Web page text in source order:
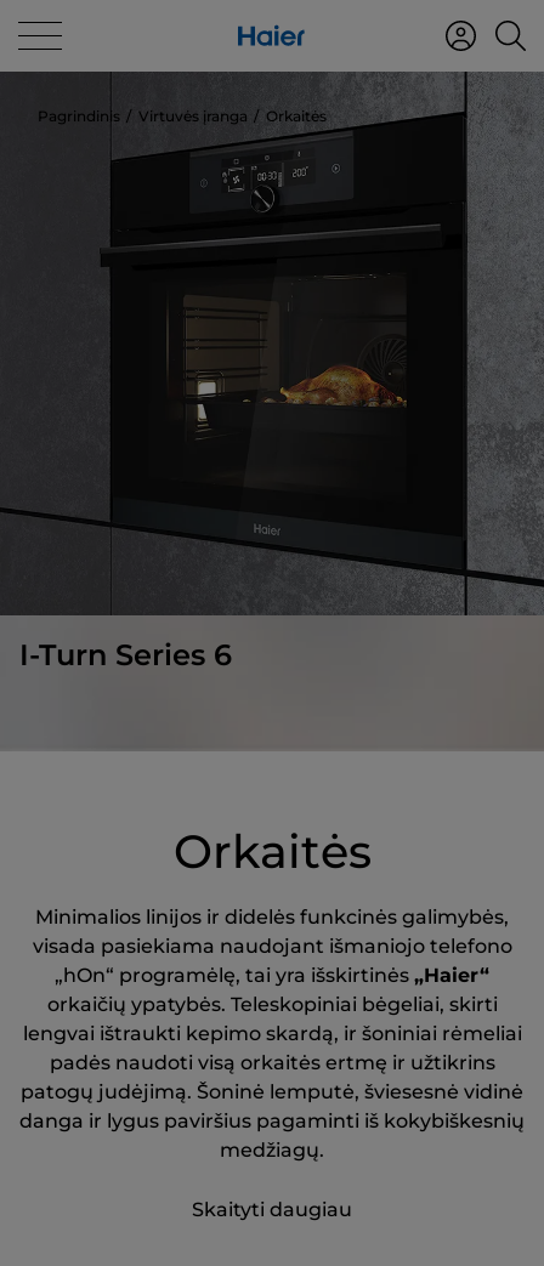
Pagrindinis Virtuvės įranga Orkaitės
I-Turn Series 6
Orkaitės
Minimalios linijos ir didelės funkcinės galimybės,
visada pasiekiama naudojant išmaniojo telefono
„hOn“ programėlę, tai yra išskirtinės „Haier“
orkaičių ypatybės. Teleskopiniai bėgeliai, skirti
lengvai ištraukti kepimo skardą, ir šoniniai rėmeliai
padės naudoti visą orkaitės ertmę ir užtikrins
patogų judėjimą. Šoninė lemputė, šviesesnė vidinė
danga ir lygus paviršius pagaminti iš kokybiškesnių
medžiagų.
Skaityti daugiau